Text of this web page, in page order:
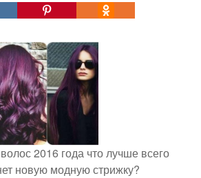
2016 года что лучше всего
новую модную стрижку?